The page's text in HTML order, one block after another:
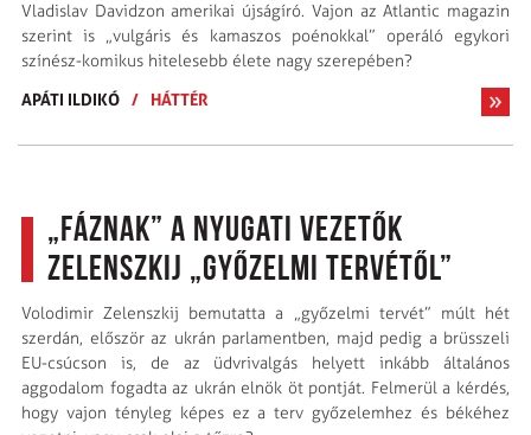
Vladislav Davidzon amerikai újságíró. Vajon az Atlantic magazin
szerint is „vulgáris és kamaszos poénokkal” operáló egykori
színész-komikus hitelesebb élete nagy szerepében?
APÁTI ILDIKÓ / HÁTTÉR
„Fáznak” a nyugati vezetők
Zelenszkij „győzelmi tervétől”
Volodimir Zelenszkij bemutatta a „győzelmi tervét” múlt hét
szerdán, először az ukrán parlamentben, majd pedig a brüsszeli
EU-csúcson is, de az üdvrivalgás helyett inkább általános
aggodalom fogadta az ukrán elnök öt pontját. Felmerül a kérdés,
hogy vajon tényleg képes ez a terv győzelemhez és békéhez